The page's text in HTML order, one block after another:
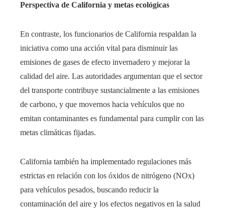
Perspectiva de California y metas ecológicas
En contraste, los funcionarios de California respaldan la
iniciativa como una acción vital para disminuir las
emisiones de gases de efecto invernadero y mejorar la
calidad del aire. Las autoridades argumentan que el sector
del transporte contribuye sustancialmente a las emisiones
de carbono, y que movernos hacia vehículos que no
emitan contaminantes es fundamental para cumplir con las
metas climáticas fijadas.
California también ha implementado regulaciones más
estrictas en relación con los óxidos de nitrógeno (NOx)
para vehículos pesados, buscando reducir la
contaminación del aire y los efectos negativos en la salud